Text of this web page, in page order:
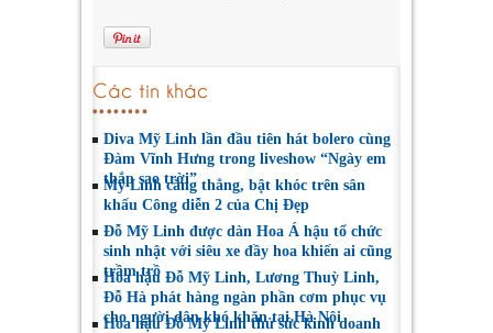
Các tin khác
Diva Mỹ Linh lần đầu tiên hát bolero cùng
Đàm Vĩnh Hưng trong liveshow “Ngày em
thắp sao trời”
Mỹ Linh căng thẳng, bật khóc trên sân
khấu Công diễn 2 của Chị Đẹp
Đỗ Mỹ Linh được dàn Hoa Á hậu tổ chức
sinh nhật với siêu xe đầy hoa khiến ai cũng
trầm trồ
Hoa hậu Đỗ Mỹ Linh, Lương Thuỳ Linh,
Đỗ Hà phát hàng ngàn phần cơm phục vụ
cho người dân khó khăn tại Hà Nội
Hoa hậu Đỗ Mỹ Linh thử sức kinh doanh